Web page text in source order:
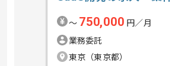
〜 750,000 円／月
業務委託
東京（東京都）